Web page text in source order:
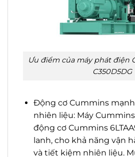
Ưu điểm của máy phát điện
C350D5DG
Động cơ Cummins
nhiên liệu: Máy
động cơ Cummins
lanh, cho khả năng vận
và tiết kiệm nhiên liệu.